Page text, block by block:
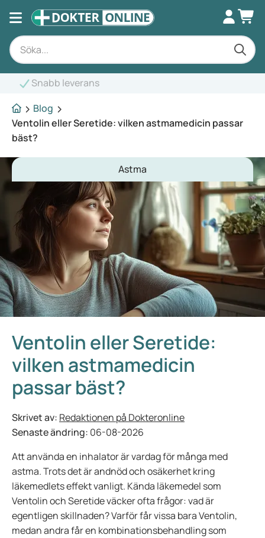
Blog
Ventolin eller Seretide: vilken astmamedicin passar
bäst?
Astma
Ventolin eller Seretide:
vilken astmamedicin
passar bäst?
Skrivet av: Redaktionen på Dokteronline
Senaste ändring: 06-08-2026
Att använda en inhalator är vardag för många med
astma. Trots det är andnöd och osäkerhet kring
läkemedlets effekt vanligt. Kända läkemedel som
Ventolin och Seretide väcker ofta frågor: vad är
egentligen skillnaden? Varför får vissa bara Ventolin,
medan andra får en kombinationsbehandling som